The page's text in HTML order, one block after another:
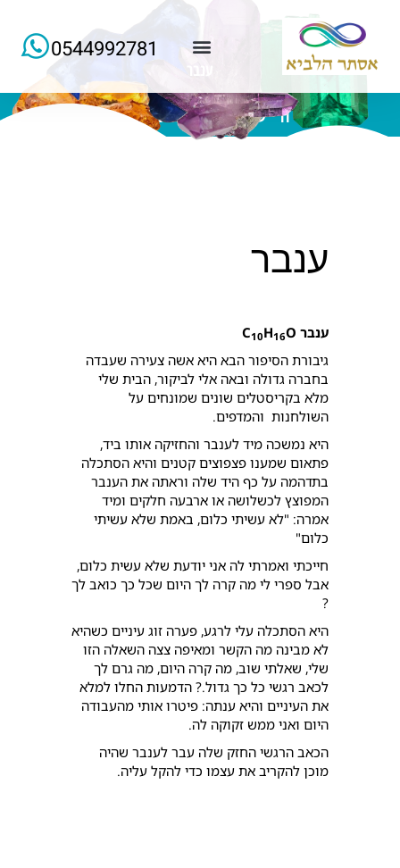
0544992781
למידע ורישום של הרצאות החודש
ענבר
ענבר C10H16O
גיבורת הסיפור הבא היא אשה צעירה שעבדה
בחברה גדולה ובאה אלי לביקור, הבית שלי
מלא בקריסטלים שונים שמונחים על
השולחנות והמדפים.
היא נמשכה מיד לענבר והחזיקה אותו ביד,
פתאום שמענו פצפוצים קטנים והיא הסתכלה
בתדהמה על כף היד שלה וראתה את הענבר
המפוצץ לכשלושה או ארבעה חלקים ומיד
אמרה: "לא עשיתי כלום, באמת שלא עשיתי
כלום"
חייכתי ואמרתי לה אני יודעת שלא עשית כלום,
אבל ספרי לי מה קרה לך היום שכל כך כואב לך
?
היא הסתכלה עלי לרגע, פערה זוג עיניים כשהיא
לא מבינה מה הקשר ומאיפה צצה השאלה הזו
שלי, שאלתי שוב, מה קרה היום, מה גרם לך
לכאב רגשי כל כך גדול.? הדמעות החלו למלא
את העיניים והיא ענתה: פיטרו אותי מהעבודה
היום ואני ממש זקוקה לה.
הכאב הרגשי החזק שלה עבר לענבר שהיה
מוכן להקריב את עצמו כדי להקל עליה.